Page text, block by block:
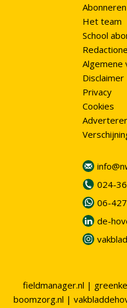
Het team
School
Algemene
Disclaimer
Privacy
Cookies
024-
06-
de-
fieldmanager.nl |
boomzorg.nl |